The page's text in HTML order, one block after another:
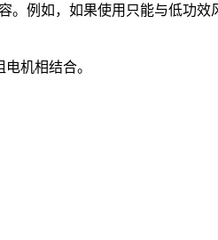
例如，如果使用只能与低功
机相结合。